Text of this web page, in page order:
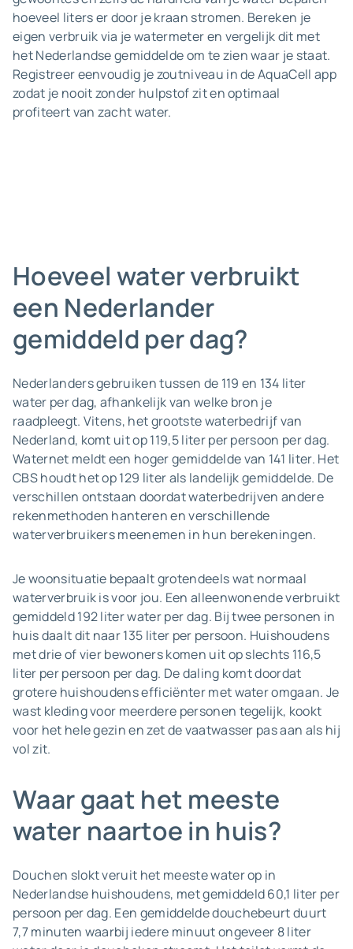
hoeveel liters er door je kraan stromen. Bereken je
eigen verbruik via je watermeter en vergelijk dit met
het Nederlandse gemiddelde om te zien waar je staat.
Registreer eenvoudig je zoutniveau in de AquaCell app
zodat je nooit zonder hulpstof zit en optimaal
profiteert van zacht water.
Hoeveel water verbruikt
een Nederlander
gemiddeld per dag?
Nederlanders gebruiken tussen de 119 en 134 liter
water per dag, afhankelijk van welke bron je
raadpleegt. Vitens, het grootste waterbedrijf van
Nederland, komt uit op 119,5 liter per persoon per dag.
Waternet meldt een hoger gemiddelde van 141 liter. Het
CBS houdt het op 129 liter als landelijk gemiddelde. De
verschillen ontstaan doordat waterbedrijven andere
rekenmethoden hanteren en verschillende
waterverbruikers meenemen in hun berekeningen.
Je woonsituatie bepaalt grotendeels wat normaal
waterverbruik is voor jou. Een alleenwonende verbruikt
gemiddeld 192 liter water per dag. Bij twee personen in
huis daalt dit naar 135 liter per persoon. Huishoudens
met drie of vier bewoners komen uit op slechts 116,5
liter per persoon per dag. De daling komt doordat
grotere huishoudens efficiënter met water omgaan. Je
wast kleding voor meerdere personen tegelijk, kookt
voor het hele gezin en zet de vaatwasser pas aan als hij
vol zit.
Waar gaat het meeste
water naartoe in huis?
Douchen slokt veruit het meeste water op in
Nederlandse huishoudens, met gemiddeld 60,1 liter per
persoon per dag. Een gemiddelde douchebeurt duurt
7,7 minuten waarbij iedere minuut ongeveer 8 liter